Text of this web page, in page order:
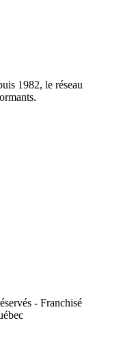
1982, le réseau
- Franchisé